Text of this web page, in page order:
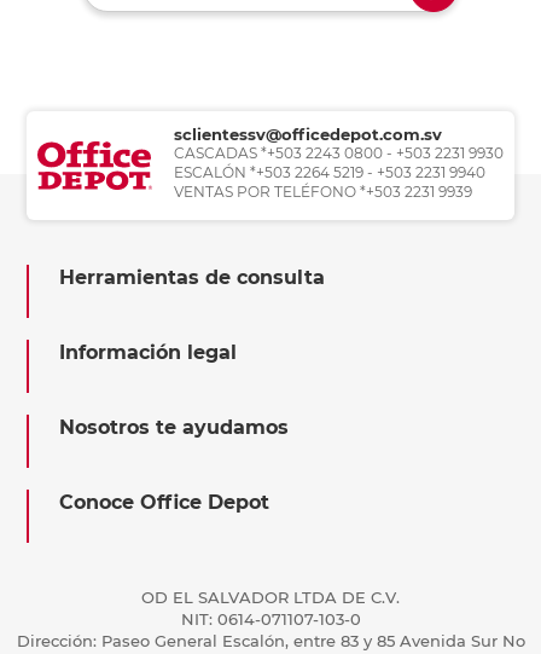
sclientessv@officedepot.com.sv
CASCADAS *+503 2243 0800 - +503 2231 9930
ESCALÓN *+503 2264 5219 - +503 2231 9940
VENTAS POR TELÉFONO *+503 2231 9939
Herramientas de consulta
Información legal
Nosotros te ayudamos
Conoce Office Depot
OD EL SALVADOR LTDA DE C.V.
NIT: 0614-071107-103-0
Dirección: Paseo General Escalón, entre 83 y 85 Avenida Sur No